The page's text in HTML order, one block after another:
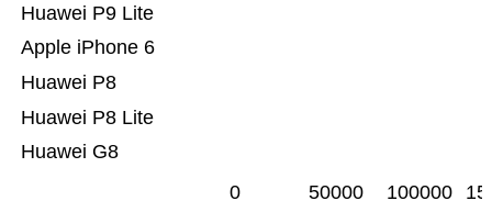
Huawei G8
Huawei P8 Lite
Huawei P8
Apple iPhone 6
Huawei P9 Lite
0 50000 100000